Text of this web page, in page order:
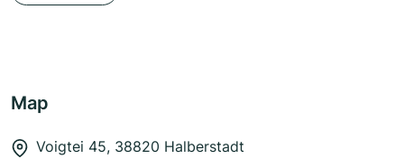
Map
Voigtei 45, 38820 Halberstadt